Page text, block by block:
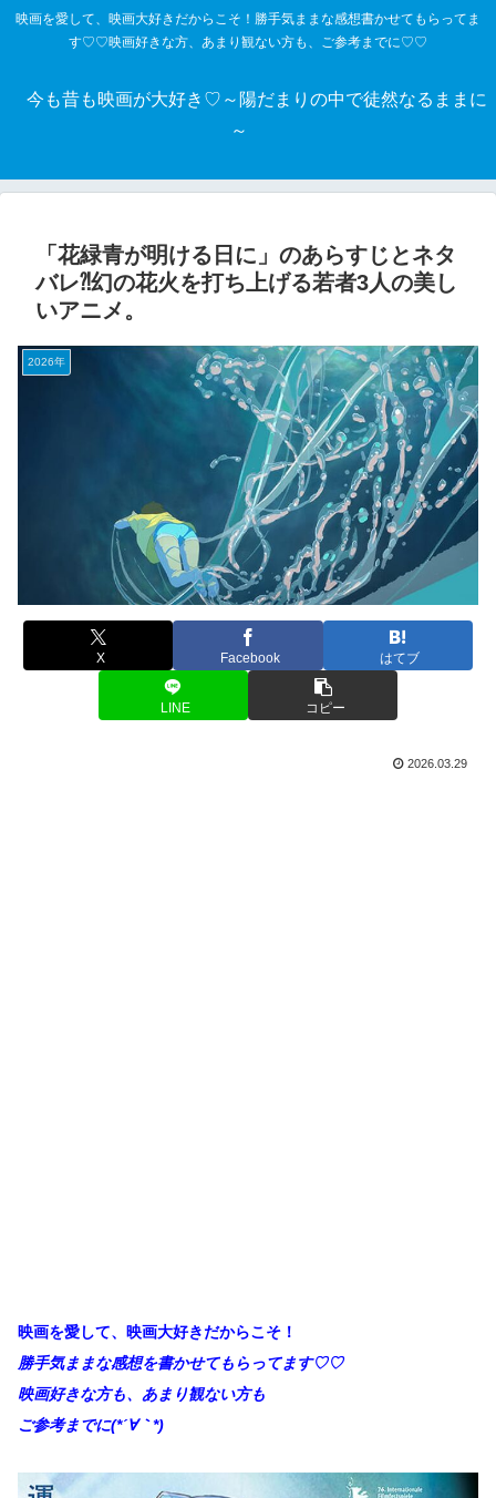
映画を愛して、映画大好きだからこそ！勝手気ままな感想書かせてもらってま
す♡♡映画好きな方、あまり観ない方も、ご参考までに♡♡
今も昔も映画が大好き♡～陽だまりの中で徒然なるままに
～
「花緑青が明ける日に」のあらすじとネタ
バレ⁈幻の花火を打ち上げる若者3人の美し
いアニメ。
2026年
X Facebook はてブ
LINE コピー
2026.03.29
映画を愛して、映画大好きだからこそ！
勝手気ままな感想を書かせてもらってます♡♡
映画好きな方も、あまり観ない方も
ご参考までに(*´∀｀*)